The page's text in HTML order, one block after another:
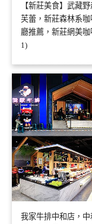
【新莊美食】武藏
芙蕾，新莊森林系
廳推薦，新莊網美
1)
我家牛排中和店，